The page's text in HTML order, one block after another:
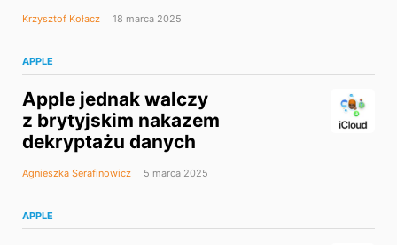
Krzysztof Kołacz 18 marca 2025
APPLE
Apple jednak walczy
z brytyjskim nakazem
dekryptażu danych
Agnieszka Serafinowicz 5 marca 2025
APPLE